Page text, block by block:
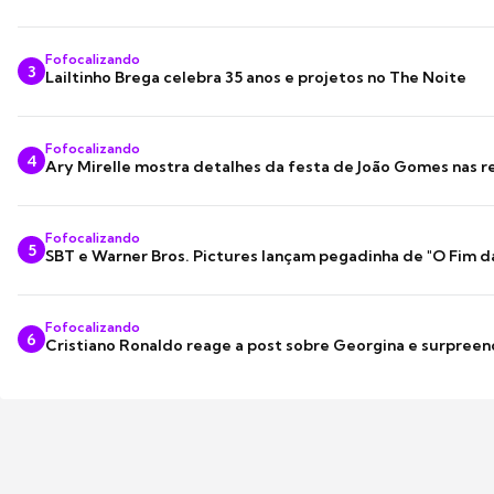
3
Fofocalizando
Lailtinho Brega celebra 35 anos e projetos no The Noite
4
Fofocalizando
Ary Mirelle mostra detalhes da festa de João Gomes nas
5
Fofocalizando
SBT e Warner Bros. Pictures lançam pegadinha de "O Fim
6
Fofocalizando
Cristiano Ronaldo reage a post sobre Georgina e